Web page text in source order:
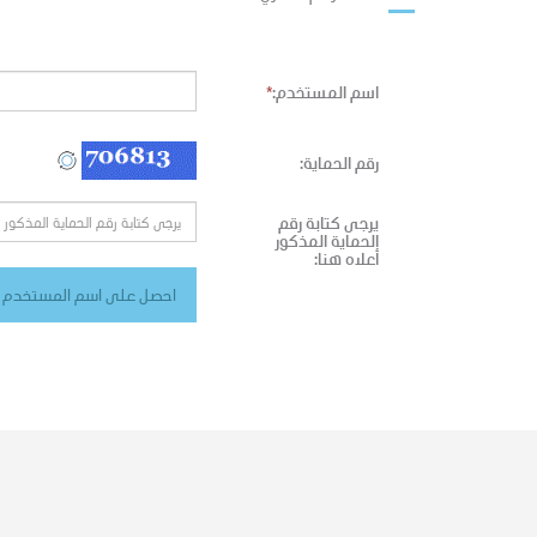
اسم المستخدم:*
رقم الحماية:
يرجى كتابة رقم
الحماية المذكور
أعلاه هنا: